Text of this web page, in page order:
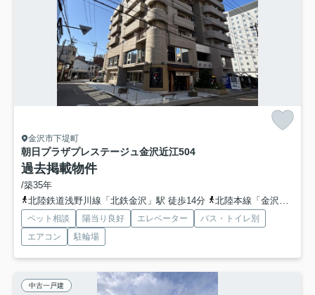
金沢市下堤町
朝日プラザプレステージュ金沢近江504
過去掲載物件
/築35年
北陸鉄道浅野川線「北鉄金沢」駅 徒歩14分
北陸本線「金沢」駅 徒歩16分
ペット相談 陽当り良好 エレベーター
バス・トイレ別
エアコン
駐輪場
中古一戸建